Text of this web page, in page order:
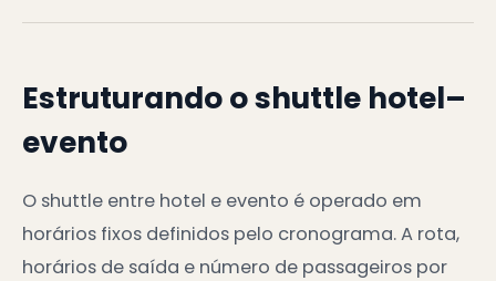
Estruturando o shuttle hotel–
evento
O shuttle entre hotel e evento é operado em
horários fixos definidos pelo cronograma. A rota,
horários de saída e número de passageiros por